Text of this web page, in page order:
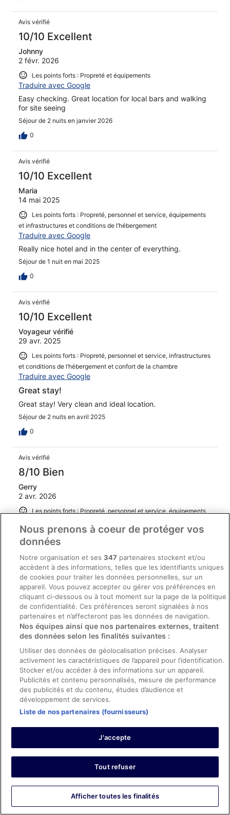
Avis vérifié
10/10 Excellent
Johnny
2 févr. 2026
Les points forts : Propreté et équipements
Traduire avec Google
Easy checking. Great location for local bars and walking
for site seeing
Séjour de 2 nuits en janvier 2026
0
Avis vérifié
10/10 Excellent
Maria
14 mai 2025
Les points forts : Propreté, personnel et service, équipements
et infrastructures et conditions de l’hébergement
Traduire avec Google
Really nice hotel and in the center of everything.
Séjour de 1 nuit en mai 2025
0
Avis vérifié
10/10 Excellent
Voyageur vérifié
29 avr. 2025
Les points forts : Propreté, personnel et service, infrastructures
et conditions de l’hébergement et confort de la chambre
Traduire avec Google
Great stay!
Great stay! Very clean and ideal location.
Séjour de 2 nuits en avril 2025
0
Avis vérifié
8/10 Bien
Gerry
2 avr. 2026
Les points forts : Propreté, personnel et service, équipements
Traduire avec Google
A well-priced, well-kept modern hotel, conveniently
situated for transport facilities. All staff were service-
conscious and unfailingly cheerful. Breakfast choice was
surprisingly wide and fresh-cooked. The compact,
windowless room was well-equipped, spotlessly clean
and brightly lit. All in all, a comfortable experience which
will be repeated. A credit to the Marriott Bonvoy brand.
Afficher plus
Séjour de 1 nuit en mars 2026
0
10/10 Excellent
Yovanny
18 avr. 2025
Les points forts : Propreté, personnel et service, équipements
et infrastructures et conditions de l’hébergement
Traduire avec Google
0
Avis vérifié
Nous prenons à coeur de protéger vos
données
Notre organisation et ses347 partenaires stockent et/ou
accèdent à des informations, telles que les identifiants uniques
de cookies pour traiter les données personnelles, sur un
appareil. Vous pouvez accepter ou gérer vos préférences en
cliquant ci-dessous ou à tout moment sur la page de la politique
de confidentialité. Ces préférences seront signalées à nos
partenaires et n’affecteront pas les données de navigation.
Nos équipes ainsi que nos partenaires externes, traitent
des données selon les finalités suivantes :
Utiliser des données de géolocalisation précises. Analyser
activement les caractéristiques de l’appareil pour l’identification.
Stocker et/ou accéder à des informations sur un appareil.
Publicités et contenu personnalisés, mesure de performance
des publicités et du contenu, études d’audience et
développement de services.
Liste de nos partenaires (fournisseurs)
J'accepte
Tout refuser
Afficher toutes les finalités